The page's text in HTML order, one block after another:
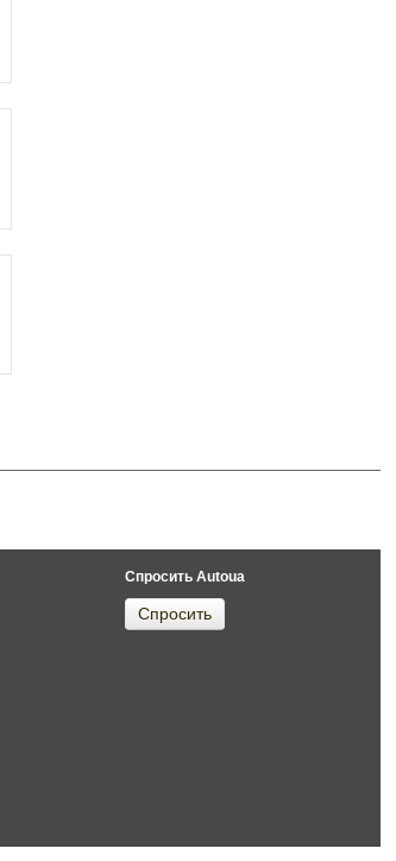
Спросить Autoua
Спросить